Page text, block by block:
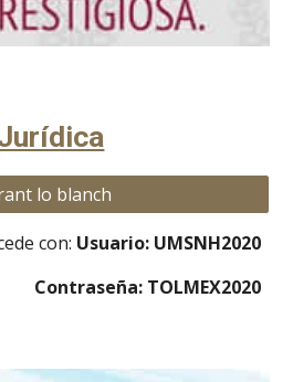
lo blanch
con: Usuario: UMSNH2020
Contraseña: TOLMEX2020